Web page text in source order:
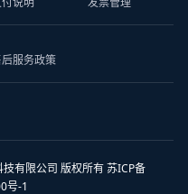
服务政策
有限公司 版权所有 苏ICP备
号-1